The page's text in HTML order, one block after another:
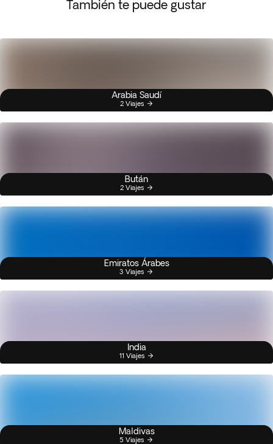
También te puede gustar
Arabia Saudí
2 Viajes
Bután
2 Viajes
Emiratos Árabes
3 Viajes
India
11 Viajes
Maldivas
5 Viajes